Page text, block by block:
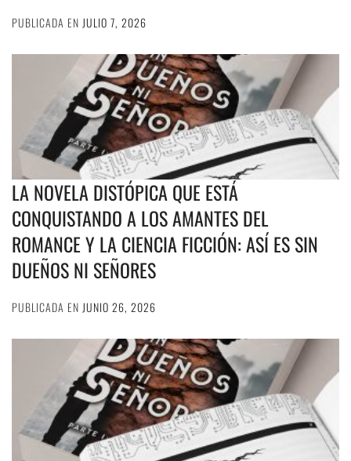
PUBLICADA EN JULIO 7, 2026
LA NOVELA DISTÓPICA QUE ESTÁ
CONQUISTANDO A LOS AMANTES DEL
ROMANCE Y LA CIENCIA FICCIÓN: ASÍ ES SIN
DUEÑOS NI SEÑORES
PUBLICADA EN JUNIO 26, 2026